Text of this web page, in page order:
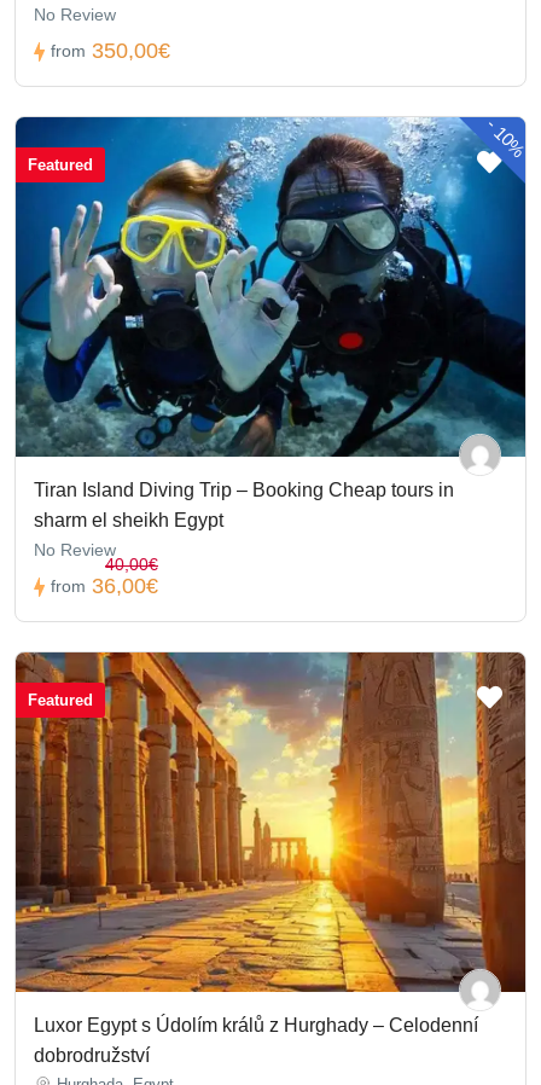
No Review
from 350,00€
-
10%
Featured
Tiran Island Diving Trip – Booking Cheap tours in
sharm el sheikh Egypt
No Review
from
40,00€
36,00€
Featured
Luxor Egypt s Údolím králů z Hurghady – Celodenní
dobrodružství